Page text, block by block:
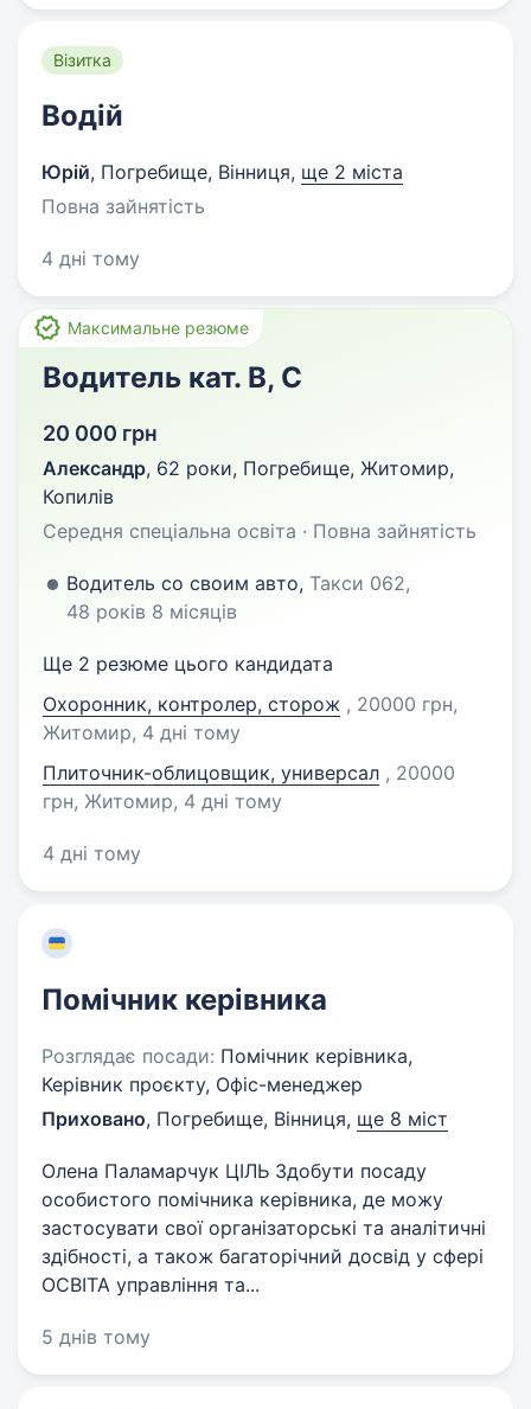
Візитка
Водій
Юрій, Погребище, Вінниця, ще 2 міста
Повна зайнятість
4 дні тому
Максимальне резюме
Водитель кат. В, С
20 000 грн
Александр, 62 роки, Погребище, Житомир,
Копилів
Середня спеціальна освіта · Повна зайнятість
Водитель со своим авто, Такси 062,
48 років 8 місяців
Ще 2 резюме цього кандидата
Охоронник, контролер, сторож , 20000 грн,
Житомир, 4 дні тому
Плиточник-облицовщик, универсал , 20000
грн, Житомир, 4 дні тому
4 дні тому
Помічник керівника
Розглядає посади: Помічник керівника,
Керівник проєкту, Офіс-менеджер
Приховано, Погребище, Вінниця, ще 8 міст
Олена Паламарчук ЦІЛЬ Здобути посаду
особистого помічника керівника, де можу
застосувати свої організаторські та аналітичні
здібності, а також багаторічний досвід у сфері
ОСВІТА управління та...
5 днів тому